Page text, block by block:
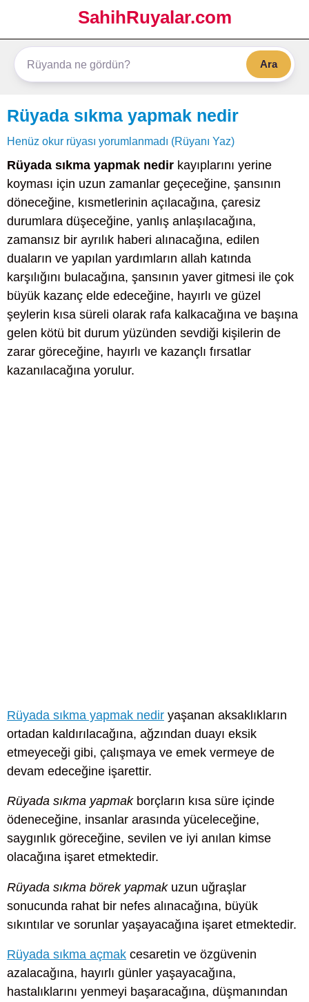
SahihRuyalar.com
Ara
Rüyada sıkma yapmak nedir
Henüz okur rüyası yorumlanmadı (Rüyanı Yaz)
Rüyada sıkma yapmak nedir kayıplarını yerine
koyması için uzun zamanlar geçeceğine, şansının
döneceğine, kısmetlerinin açılacağına, çaresiz
durumlara düşeceğine, yanlış anlaşılacağına,
zamansız bir ayrılık haberi alınacağına, edilen
duaların ve yapılan yardımların allah katında
karşılığını bulacağına, şansının yaver gitmesi ile çok
büyük kazanç elde edeceğine, hayırlı ve güzel
şeylerin kısa süreli olarak rafa kalkacağına ve başına
gelen kötü bit durum yüzünden sevdiği kişilerin de
zarar göreceğine, hayırlı ve kazançlı fırsatlar
kazanılacağına yorulur.
Rüyada sıkma yapmak nedir yaşanan aksaklıkların
ortadan kaldırılacağına, ağzından duayı eksik
etmeyeceği gibi, çalışmaya ve emek vermeye de
devam edeceğine işarettir.
Rüyada sıkma yapmakborçların kısa süre içinde
ödeneceğine, insanlar arasında yüceleceğine,
saygınlık göreceğine, sevilen ve iyi anılan kimse
olacağına işaret etmektedir.
Rüyada sıkma börek yapmakuzun uğraşlar
sonucunda rahat bir nefes alınacağına, büyük
sıkıntılar ve sorunlar yaşayacağına işaret etmektedir.
Rüyada sıkma açmak cesaretin ve özgüvenin
azalacağına, hayırlı günler yaşayacağına,
hastalıklarını yenmeyi başaracağına, düşmanından